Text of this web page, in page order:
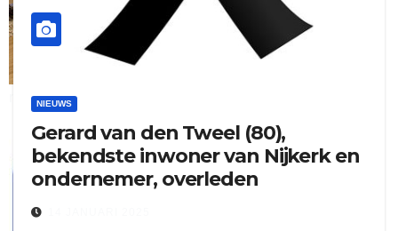
zielman
ruitengaparket
NIEUWS
Gerard van den Tweel (80),
bekendste inwoner van Nijkerk en
ondernemer, overleden